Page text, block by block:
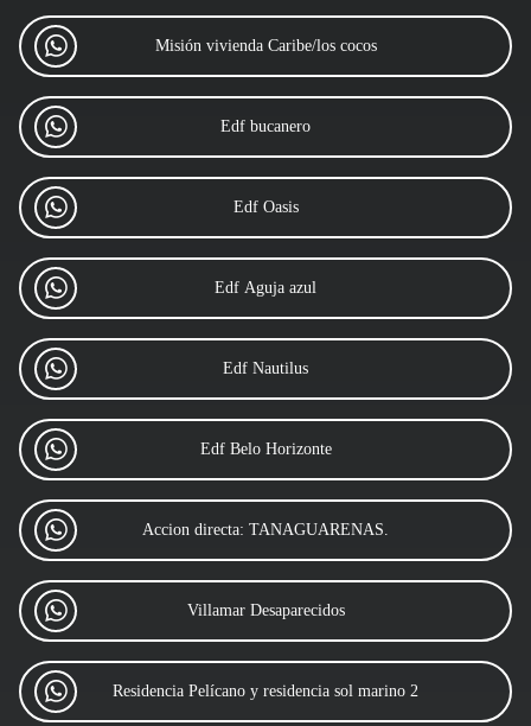
Misión vivienda Caribe/los cocos
Edf bucanero
Edf Oasis
Edf Aguja azul
Edf Nautilus
Edf Belo Horizonte
Accion directa: TANAGUARENAS.
Villamar Desaparecidos
Residencia Pelícano y residencia sol marino 2